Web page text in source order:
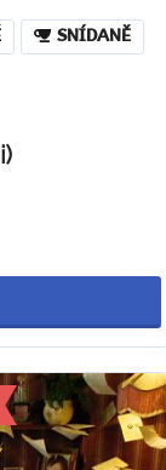
SNÍDANĚ